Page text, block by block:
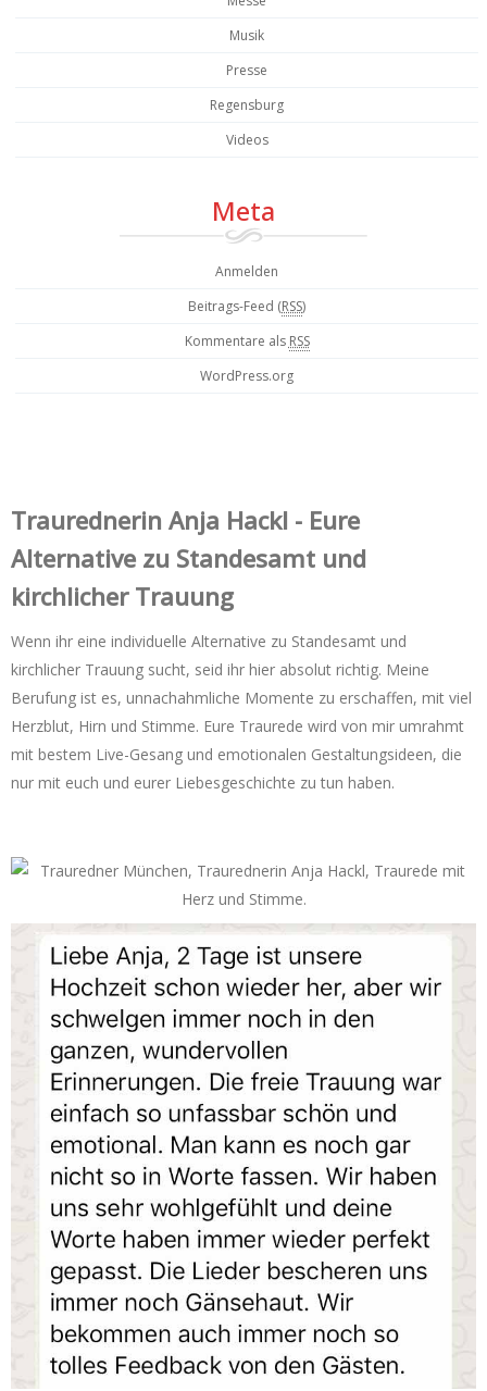
Musik
Presse
Regensburg
Videos
Meta
Anmelden
Beitrags-Feed (RSS)
Kommentare als RSS
WordPress.org
Trauredner‌in Anja Hackl - Eure
Alternative zu Standesamt und
kirchlicher Trauung
Wenn ihr eine individuelle Alternative zu Standesamt und
kirchlicher Trauung sucht, seid ihr hier absolut richtig. Meine
Berufung ist es, unnachahmliche Momente zu erschaffen, mit viel
Herzblut, Hirn und Stimme. Eure Traurede wird von mir umrahmt
mit bestem Live-Gesang und emotionalen Gestaltungsideen, die
nur mit euch und eurer Liebesgeschichte zu tun haben.